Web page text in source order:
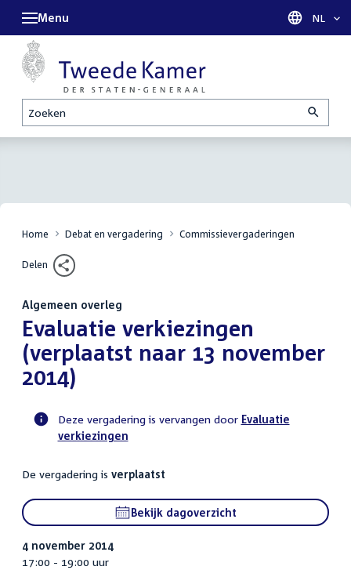
Zoeken
Menu Taal
NL
Home Debat en vergadering Commissievergaderingen
Delen
Algemeen overleg
:Evaluatie verkiezingen
(verplaatst naar 13 november
2014)
Voortgangsstatus
activiteit
Deze vergadering is vervangen door Evaluatie
verkiezingen
De vergadering is verplaatst
Bekijk dagoverzicht
4 november 2014
17:00 - 19:00 uur